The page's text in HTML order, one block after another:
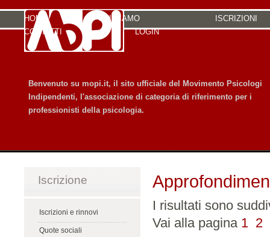
HOME CHI SIAMO
ISCRIZIONI
CONTATTI
LOGIN
Benvenuto su mopi.it, il sito ufficiale del Movimento Psicologi
Indipendenti, l'associazione di categoria di riferimento per i
professionisti della psicologia.
Iscrizione
Iscrizioni e rinnovi
Quote sociali
I risultati sono
Vai alla pagina 1 2